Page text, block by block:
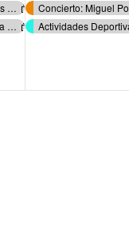
Actividades Deportivas Verano 2026
Cine de Verano Úbeda 2026